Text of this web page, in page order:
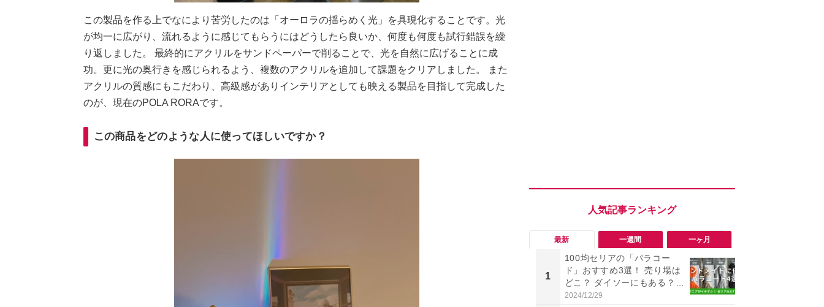
この製品を作る上でなにより苦労したのは「オーロラの揺らめく光」を具現化することです。光
が均一に広がり、流れるように感じてもらうにはどうしたら良いか、何度も何度も試行錯誤を繰
り返しました。 最終的にアクリルをサンドペーパーで削ることで、光を自然に広げることに成
功。更に光の奥行きを感じられるよう、複数のアクリルを追加して課題をクリアしました。 また
アクリルの質感にもこだわり、高級感がありインテリアとしても映える製品を目指して完成した
のが、現在のPOLA RORAです。
この商品をどのような人に使ってほしいですか？
最新 一週間 一ヶ月
1
100均セリアの「パラコー
ド」おすすめ3選！ 売り場は
どこ？ ダイソーにもある？
色・長さ・太さも種類豊富
2024/12/29